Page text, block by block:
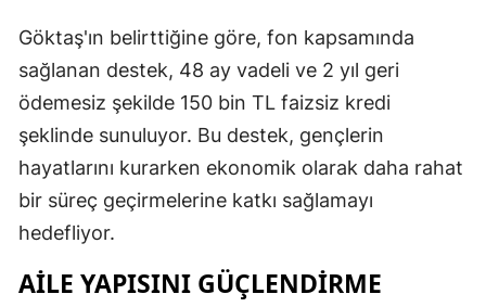
Malatya
Manisa
Kahramanmaraş
Mardin
Muğla
Nevşehir
Göktaş'ın belirttiğine göre, fon kapsamında
sağlanan destek, 48 ay vadeli ve 2 yıl geri
ödemesiz şekilde 150 bin TL faizsiz kredi
şeklinde sunuluyor. Bu destek, gençlerin
hayatlarını kurarken ekonomik olarak daha rahat
bir süreç geçirmelerine katkı sağlamayı
hedefliyor.
AILE YAPISINI GÜÇLENDIRME